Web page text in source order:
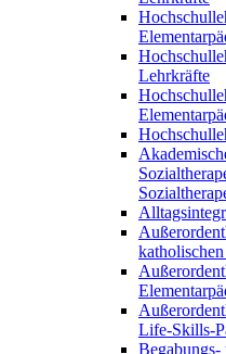
Lehrkräfte
Life-Skills-